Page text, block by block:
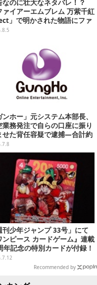
なのに壮大なネタバレ！？
ァイアーエムブレム 万紫千紅
」で明かされた物語にファ
え上がる
ンホー」元システム本部長、
業務発注で自らの口座に振り
せた背任容疑で逮捕―合計約
万円以上を不正に取得
刊少年ジャンプ 33号」にて
ンピース カードゲーム』連載
年記念の特別カードが付録！
者全員サービスで“豪華版”も
Recommended by